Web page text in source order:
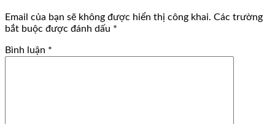
Email của bạn sẽ không được hiển thị công khai. Các trường
bắt buộc được đánh dấu *
Bình luận *